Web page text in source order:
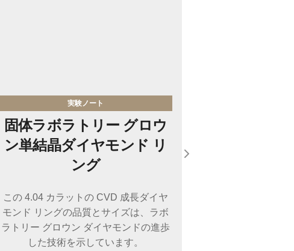
実験ノート
固体ラボラトリー グロウ
ン単結晶ダイヤモンド リ
ング
この 4.04 カラットの CVD 成長ダイヤ
モンド リングの品質とサイズは、ラボ
ラトリー グロウン ダイヤモンドの進歩
した技術を示しています。